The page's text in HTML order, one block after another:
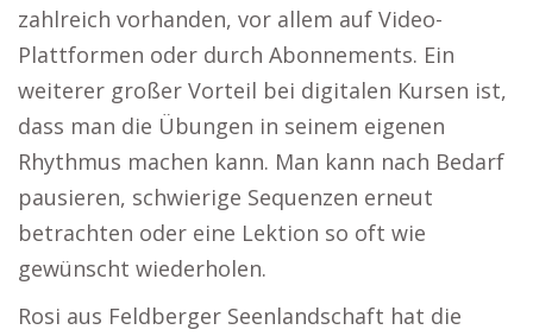
zahlreich vorhanden, vor allem auf Video-
Plattformen oder durch Abonnements. Ein
weiterer großer Vorteil bei digitalen Kursen ist,
dass man die Übungen in seinem eigenen
Rhythmus machen kann. Man kann nach Bedarf
pausieren, schwierige Sequenzen erneut
betrachten oder eine Lektion so oft wie
gewünscht wiederholen.
Rosi aus Feldberger Seenlandschaft hat die